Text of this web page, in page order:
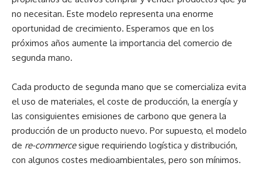
no necesitan. Este modelo representa una enorme
oportunidad de crecimiento. Esperamos que en los
próximos años aumente la importancia del comercio de
segunda mano.
Cada producto de segunda mano que se comercializa evita
el uso de materiales, el coste de producción, la energía y
las consiguientes emisiones de carbono que genera la
producción de un producto nuevo. Por supuesto, el modelo
de re-commercesigue requiriendo logística y distribución,
con algunos costes medioambientales, pero son mínimos.